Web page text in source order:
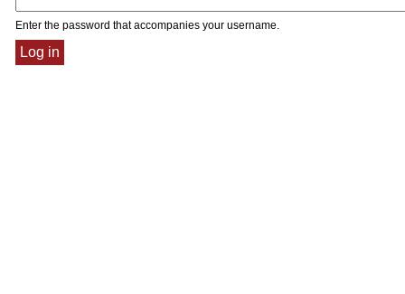
Enter the password that accompanies your username.